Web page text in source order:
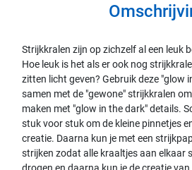
Strijkkralen zijn op zichzelf al een leuk
Hoe leuk is het als er ook nog
zitten licht geven? Gebruik deze "glow
samen met de "gewone" strijkkralen
maken met "glow in the dark" details.
stuk voor stuk om de kleine pinnetjes
creatie. Daarna kun je met een
strijken zodat alle kraaltjes aan elkaar
drogen en daarna kun je de creatie